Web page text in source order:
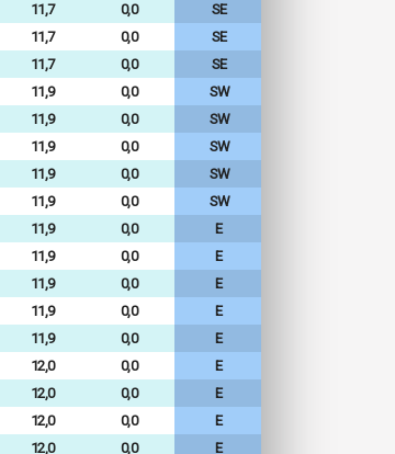
11,7 0,0
SE
11,7 0,0
SE
11,7 0,0
SE
11,9 0,0
SW
11,9 0,0
SW
11,9 0,0
SW
11,9 0,0
SW
11,9 0,0
SW
11,9 0,0
E
11,9 0,0
E
11,9 0,0
E
11,9 0,0
E
11,9 0,0
E
12,0 0,0
E
12,0 0,0
E
12,0 0,0
E
12,0 0,0 E